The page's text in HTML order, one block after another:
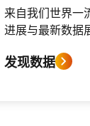
来自我们世界一
进展与最新数据
发现数据